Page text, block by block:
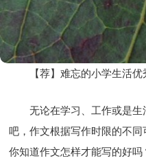
【荐】难忘的小学生活优
无论在学习、工作或是
吧，作文根据写作时限的不同
你知道作文怎样才能写的好